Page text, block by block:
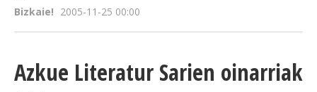
Bizkaie! 2005-11-25 00:00
Azkue Literatur Sarien oinarriak